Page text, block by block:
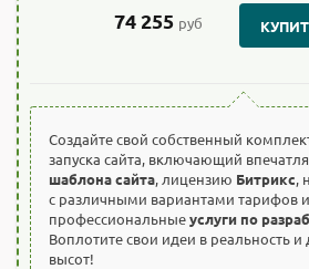
74 255 руб
Создайте свой собственный
запуска сайта, включающий
шаблона сайта, лицензию Битрикс,
с различными вариантами тарифов и
профессиональныеуслуги по
Воплотите свои идеи в реальность и
высот!